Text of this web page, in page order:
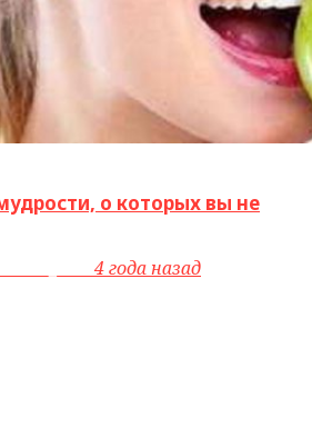
о которых вы не
4 года назад